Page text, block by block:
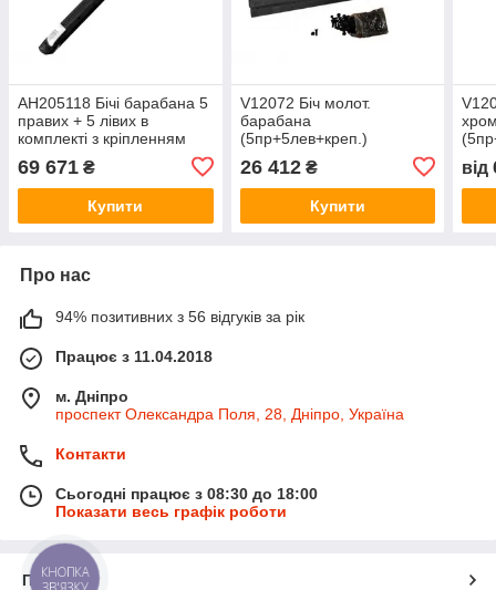
AH205118 Бічі барабана 5
правих + 5 лівих в
комплекті з кріпленням
(AH205117+AH205118 ,
V12068) JD9500 CTS
AH205118
69 671 ₴
Купити
V12072 Біч молот.
барабана
(5пр+5лев+креп.)
JD9600 V12072H
26 412₴
Купити
від
Про нас
94% позитивних з 56 відгуків за рік
Працює з 11.04.2018
м. Дніпро
проспект Олександра Поля, 28, Дніпро, Україна
Контакти
Сьогодні працює з 08:30 до 18:00
Показати весь графік роботи
Про нас
КНОПКА